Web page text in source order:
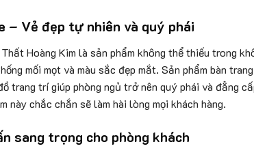
– Vẻ đẹp tự nhiên và quý phái
Hoàng Kim là sản phẩm không thể thiếu trong
mối mọt và màu sắc đẹp mắt. Sản phẩm bàn
trang trí giúp phòng ngủ trở nên quý phái và đẳng
này chắc chắn sẽ làm hài lòng mọi khách hàng.
sang trọng cho phòng khách